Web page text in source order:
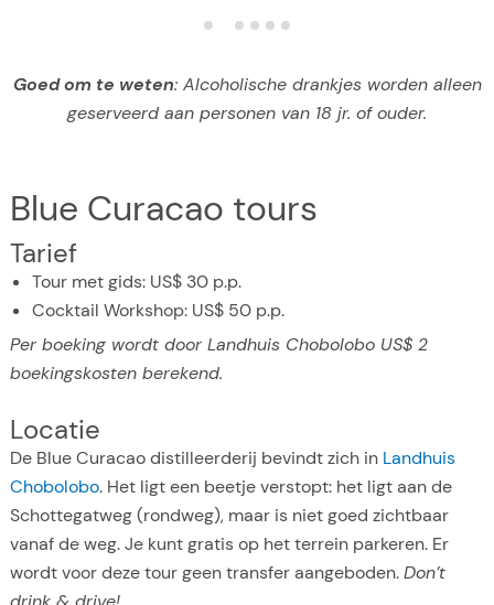
Goed om te weten: Alcoholische drankjes worden alleen
geserveerd aan personen van 18 jr. of ouder.
Blue Curacao tours
Tarief
Tour met gids: US$ 30 p.p.
Cocktail Workshop: US$ 50 p.p.
Per boeking wordt door Landhuis Chobolobo US$ 2
boekingskosten berekend.
Locatie
De Blue Curacao distilleerderij bevindt zich in Landhuis
Chobolobo. Het ligt een beetje verstopt: het ligt aan de
Schottegatweg (rondweg), maar is niet goed zichtbaar
vanaf de weg. Je kunt gratis op het terrein parkeren. Er
wordt voor deze tour geen transfer aangeboden.Don’t